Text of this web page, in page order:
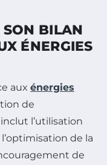
SON BILAN
ÉNERGIES
aux énergies
de
l’utilisation
de la
de